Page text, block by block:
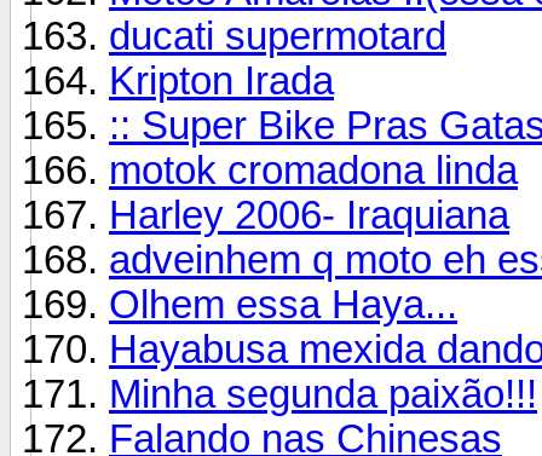
ducati supermotard
Kripton Irada
:: Super Bike Pras
motok cromadona linda
Harley 2006- Iraquiana
adveinhem q moto eh
Olhem essa Haya...
Hayabusa mexida
Minha segunda paixão!!!
Falando nas Chinesas